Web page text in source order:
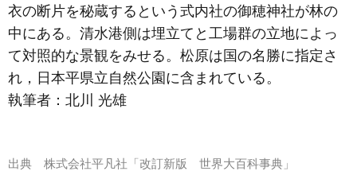
衣の断片を秘蔵するという式内社の御穂神社が林の
中にある。清水港側は埋立てと工場群の立地によっ
て対照的な景観をみせる。松原は国の名勝に指定さ
れ，日本平県立自然公園に含まれている。
執筆者： 北川 光雄
出典 株式会社平凡社「改訂新版 世界大百科事典」